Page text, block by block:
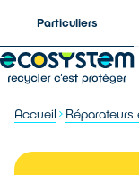
Particuliers
Accueil Réparateurs